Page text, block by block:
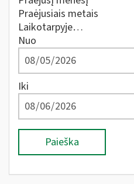
Praėjusiais metais
Laikotarpyje…
Nuo
Iki
Paieška